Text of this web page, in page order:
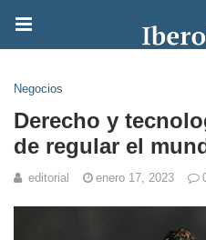
Negocios
Derecho y
de regular el
editorial enero 17, 2023